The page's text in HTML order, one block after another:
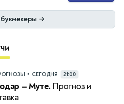
→
• СЕГОДНЯ 21:00
— Муте. Прогноз и